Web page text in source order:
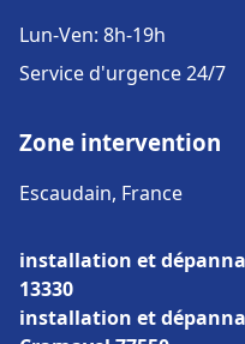
Lun-Ven: 8h-19h
Service d'urgence 24/7
Zone intervention
Escaudain, France
installation et
13330
installation et